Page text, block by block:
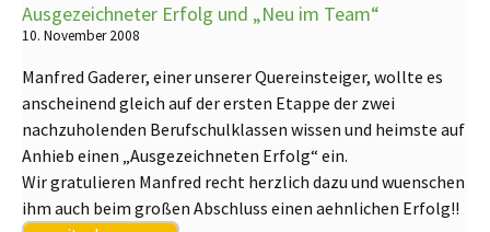
Ausgezeichneter Erfolg und „Neu im Team“
10. November 2008
Manfred Gaderer, einer unserer Quereinsteiger, wollte es
anscheinend gleich auf der ersten Etappe der zwei
nachzuholenden Berufschulklassen wissen und heimste auf
Anhieb einen „Ausgezeichneten Erfolg“ ein.
Wir gratulieren Manfred recht herzlich dazu und wuenschen
ihm auch beim großen Abschluss einen aehnlichen Erfolg!!